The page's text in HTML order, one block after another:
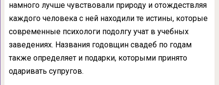
намного лучше чувствовали природу и отождествляя
каждого человека с ней находили те истины, которые
современные психологи подолгу учат в учебных
заведениях. Названия годовщин свадеб по годам
также определяет и подарки, которыми принято
одаривать супругов.